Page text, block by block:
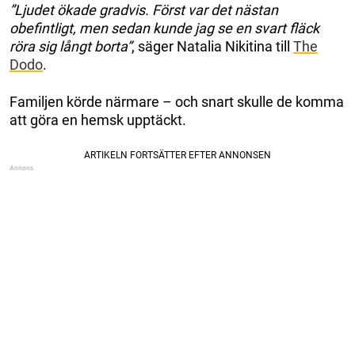
”Ljudet ökade gradvis. Först var det nästan
obefintligt, men sedan kunde jag se en svart fläck
röra sig långt borta”, säger Natalia Nikitina till The
Dodo.
Familjen körde närmare – och snart skulle de komma
att göra en hemsk upptäckt.